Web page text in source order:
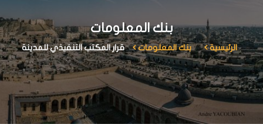
بنك المعلومات
الرئيسية بنك المعلومات قرار المكتب التنفيذي للمدينة